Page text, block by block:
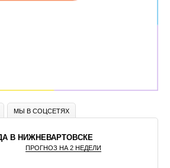
МЫ В СОЦСЕТЯХ
В НИЖНЕВАРТОВСКЕ
ПРОГНОЗ НА 2 НЕДЕЛИ